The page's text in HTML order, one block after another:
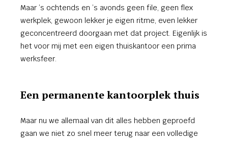
Maar ’s ochtends en ’s avonds geen file, geen flex
werkplek, gewoon lekker je eigen ritme, even lekker
geconcentreerd doorgaan met dat project. Eigenlijk is
het voor mij met een eigen thuiskantoor een prima
werksfeer.
Een permanente kantoorplek thuis
Maar nu we allemaal van dit alles hebben geproefd
gaan we niet zo snel meer terug naar een volledige